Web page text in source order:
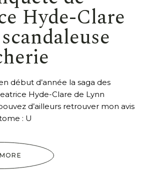
Hyde-Clare
début d’année la saga des
Hyde-Clare de Lynn
d’ailleurs retrouver mon avis
: U